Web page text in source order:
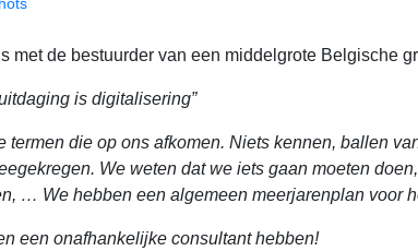
met de bestuurder van een middelgrote Belgische
is digitalisering”
termen die op ons afkomen. Niets kennen, ballen
We weten dat we iets gaan moeten
… We hebben een algemeen meerjarenplan voor
een onafhankelijke consultant hebben!